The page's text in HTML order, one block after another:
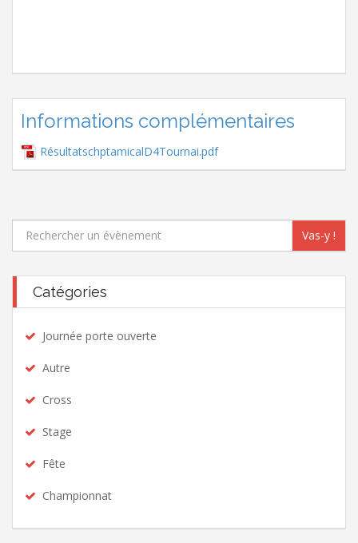
Informations complémentaires
RésultatschptamicalD4Tournai.pdf
Vas-y !
Catégories
Journée porte ouverte
Autre
Cross
Stage
Fête
Championnat